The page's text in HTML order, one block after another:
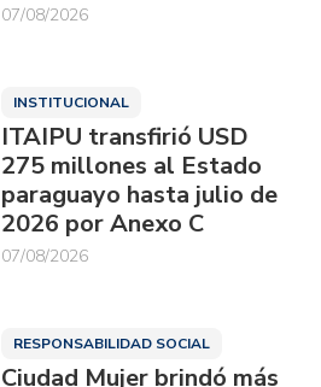
07/08/2026
INSTITUCIONAL
ITAIPU transfirió USD
275 millones al Estado
paraguayo hasta julio de
2026 por Anexo C
07/08/2026
RESPONSABILIDAD SOCIAL
Ciudad Mujer brindó más